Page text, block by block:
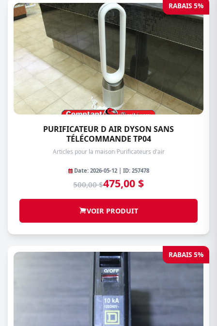
RABAIS 5%
PURIFICATEUR D AIR DYSON SANS
TÉLÉCOMMANDE TP04
Articles pour la maison/Purificateurs d'air
Date: 2026-05-12 | ID: 257478
500,00 $475,00 $
VOIR PRODUIT
RABAIS 5%